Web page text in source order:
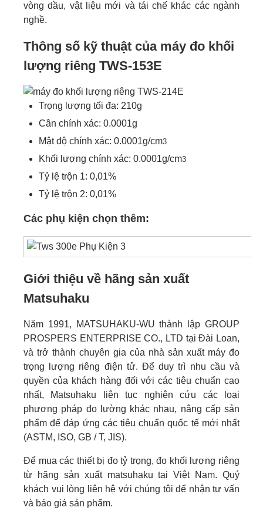
vòng dầu, vật liệu mới và tái chế khác các ngành
nghề.
Thông số kỹ thuật của máy đo khối
lượng riêng TWS-153E
Trọng lượng tối đa: 210g
Cân chính xác: 0.0001g
Mật độ chính xác: 0.0001g/cm3
Khối lượng chính xác: 0.0001g/cm3
Tỷ lệ trộn 1: 0,01%
Tỷ lệ trộn 2: 0,01%
Các phụ kiện chọn thêm:
Giới thiệu về hãng sản xuất
Matsuhaku
Năm 1991, MATSUHAKU-WU thành lập GROUP
PROSPERS ENTERPRISE CO., LTD tại Đài Loan,
và trở thành chuyên gia của nhà sản xuất máy đo
trọng lượng riêng điện tử. Để duy trì nhu cầu và
quyền của khách hàng đối với các tiêu chuẩn cao
nhất, Matsuhaku liên tục nghiên cứu các loại
phương pháp đo lường khác nhau, nâng cấp sản
phẩm để đáp ứng các tiêu chuẩn quốc tế mới nhất
(ASTM, ISO, GB / T, JIS).
Để mua các thiết bị đo tỷ trọng, đo khối lượng riêng
từ hãng sản xuất matsuhaku tại Việt Nam. Quý
khách vui lòng liên hệ với chúng tôi để nhận tư vấn
và báo giá sản phẩm.